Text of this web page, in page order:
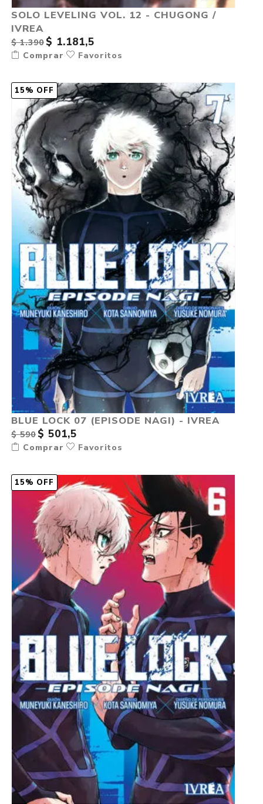
SOLO LEVELING VOL. 12 - CHUGONG /
IVREA
$ 1.390 $ 1.181,5
Comprar Favoritos
15% OFF
BLUE LOCK 07 (EPISODE NAGI) - IVREA
$ 590 $ 501,5
Comprar Favoritos
15% OFF